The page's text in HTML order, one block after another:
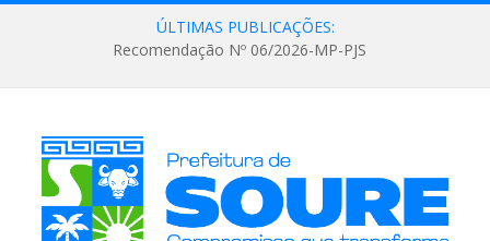
ÚLTIMAS PUBLICAÇÕES:
Recomendação Nº 06/2026-MP-PJS